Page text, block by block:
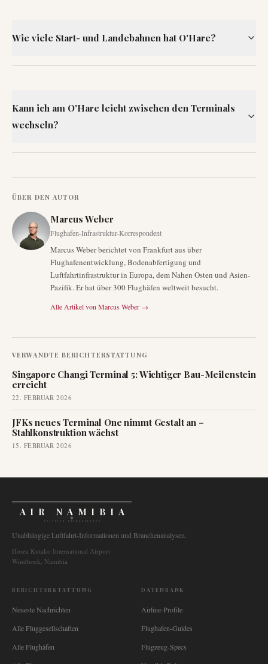
Wie viele Start- und Landebahnen hat O'Hare?
Kann ich am O'Hare leicht zwischen den Terminals
wechseln?
ÜBER DEN AUTOR
Marcus Weber
Flughafen-Infrastruktur-Korrespondent
Marcus Weber berichtet von Frankfurt aus über
Flughafenentwicklung, Bodenabfertigung und
Luftfahrtinfrastruktur in Europa, dem Nahen Osten und Asien-
Pazifik. Er hat über 300 Flughäfen weltweit besucht.
Alle Artikel von Marcus Weber →
VERWANDTE BERICHTERSTATTUNG
Singapore Changi Terminal 5: Wichtiger Bau-Meilenstein
erreicht
22. FEBRUAR 2026
JFKs neues Terminal One nimmt Gestalt an –
Stahlkonstruktion wächst
15. FEBRUAR 2026
AIR NAMIBIA
AVIATION INTELLIGENCE
Unabhängige Luftfahrt-Informationen und Branchenanalysen.
Hosea Kutako International Airport
Windhoek, Namibia
BERICHTERSTATTUNG
Neueste Nachrichten
Alle Fluggesellschaften
Alle Flughäfen
DATENBANK
Airline-Profile
Flughafen-Guides
Flugzeug-Specs